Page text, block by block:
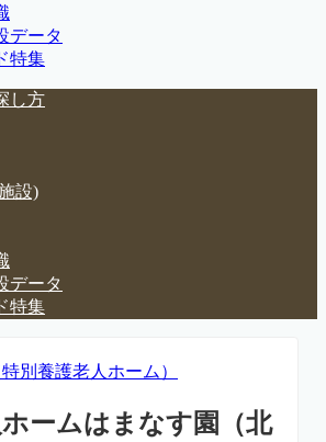
データ
特集
し方
設)
データ
特集
別養護老人ホーム）
ームはまなす園（北